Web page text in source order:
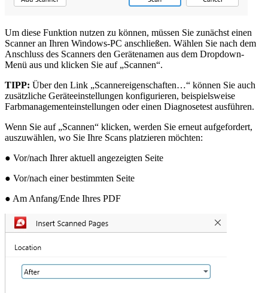
Um diese Funktion nutzen zu können, müssen Sie zunächst einen
Scanner an Ihren Windows-PC anschließen. Wählen Sie nach dem
Anschluss des Scanners den Gerätenamen aus dem Dropdown-
Menü aus und klicken Sie auf „Scannen“.
TIPP: Über den Link „Scannereigenschaften…“ können Sie auch
zusätzliche Geräteeinstellungen konfigurieren, beispielsweise
Farbmanagementeinstellungen oder einen Diagnosetest ausführen.
Wenn Sie auf „Scannen“ klicken, werden Sie erneut aufgefordert,
auszuwählen, wo Sie Ihre Scans platzieren möchten:
● Vor/nach Ihrer aktuell angezeigten Seite
● Vor/nach einer bestimmten Seite
● Am Anfang/Ende Ihres PDF